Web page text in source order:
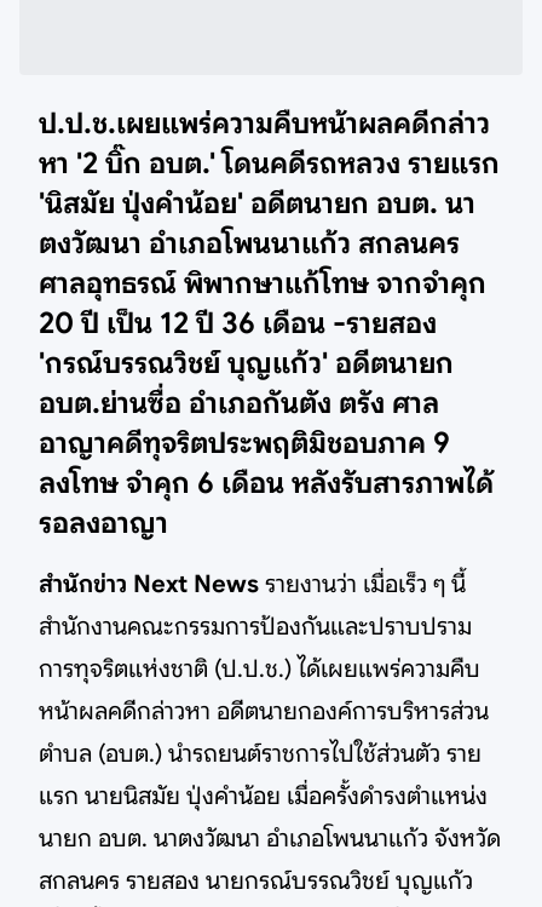
ป.ป.ช.เผยแพร่ความคืบหน้าผลคดีกล่าว
หา '2 บิ๊ก อบต.' โดนคดีรถหลวง รายแรก
'นิสมัย ปุ่งคำน้อย' อดีตนายก อบต. นา
ตงวัฒนา อำเภอโพนนาแก้ว สกลนคร
ศาลอุทธรณ์ พิพากษาแก้โทษ จากจำคุก
20 ปี เป็น 12 ปี 36 เดือน -รายสอง
'กรณ์บรรณวิชย์ บุญแก้ว' อดีตนายก
อบต.ย่านซื่อ อำเภอกันตัง ตรัง ศาล
อาญาคดีทุจริตประพฤติมิชอบภาค 9
ลงโทษ จำคุก 6 เดือน หลังรับสารภาพได้
รอลงอาญา
สำนักข่าว Next News รายงานว่า เมื่อเร็ว ๆ นี้
สำนักงานคณะกรรมการป้องกันและปราบปราม
การทุจริตแห่งชาติ (ป.ป.ช.) ได้เผยแพร่ความคืบ
หน้าผลคดีกล่าวหา อดีตนายกองค์การบริหารส่วน
ตำบล (อบต.) นำรถยนต์ราชการไปใช้ส่วนตัว ราย
แรก นายนิสมัย ปุ่งคำน้อย เมื่อครั้งดำรงตำแหน่ง
นายก อบต. นาตงวัฒนา อำเภอโพนนาแก้ว จังหวัด
สกลนคร รายสอง นายกรณ์บรรณวิชย์ บุญแก้ว